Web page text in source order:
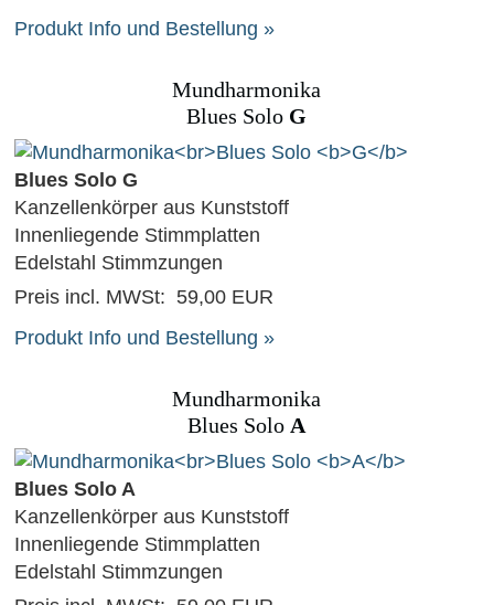
Produkt Info und Bestellung »
Mundharmonika
Blues Solo G
Blues Solo G
Kanzellenkörper aus Kunststoff
Innenliegende Stimmplatten
Edelstahl Stimmzungen
Preis incl. MWSt: 59,00 EUR
Produkt Info und Bestellung »
Mundharmonika
Blues Solo A
Blues Solo A
Kanzellenkörper aus Kunststoff
Innenliegende Stimmplatten
Edelstahl Stimmzungen